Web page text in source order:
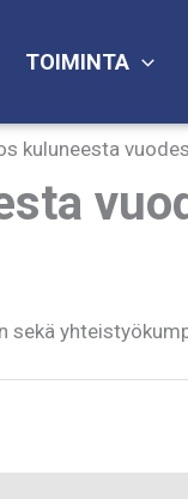
TOIMINTA
kuluneesta
sekä